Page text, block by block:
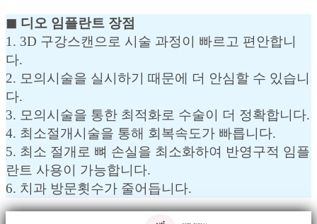
◼︎ 디오 임플란트 장점
1. 3D 구강스캔으로 시술 과정이 빠르고 편안합니
다.
2. 모의시술을 실시하기 때문에 더 안심할 수 있습니
다.
3. 모의시술을 통한 최적화로 수술이 더 정확합니다.
4. 최소절개시술을 통해 회복속도가 빠릅니다.
5. 최소 절개로 뼈 손실을 최소화하여 반영구적 임플
란트 사용이 가능합니다.
6. 치과 방문횟수가 줄어듭니다.